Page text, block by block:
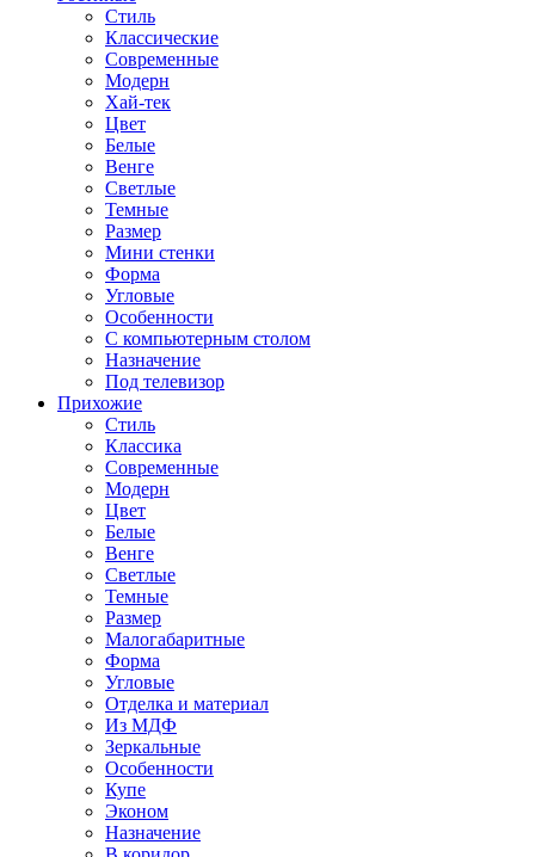
Стиль
Классические
Современные
Модерн
Хай-тек
Цвет
Белые
Венге
Светлые
Темные
Размер
Мини стенки
Форма
Угловые
Особенности
С компьютерным столом
Назначение
Под телевизор
Прихожие
Стиль
Классика
Современные
Модерн
Цвет
Белые
Венге
Светлые
Темные
Размер
Малогабаритные
Форма
Угловые
Отделка и материал
Из МДФ
Зеркальные
Особенности
Купе
Эконом
Назначение